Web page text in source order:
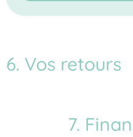
6. Vos retours
7.